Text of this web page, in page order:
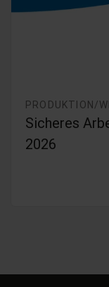
PRODUKTION/
Sicheres
2026